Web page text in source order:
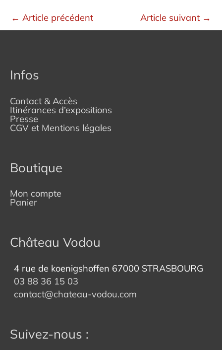
← Article précédent Article suivant →
Infos
Contact & Accès
Itinérances d’expositions
Presse
CGV et Mentions légales
Boutique
Mon compte
Panier
Château Vodou
4 rue de koenigshoffen 67000 STRASBOURG
03 88 36 15 03
contact@chateau-vodou.com
Suivez-nous :